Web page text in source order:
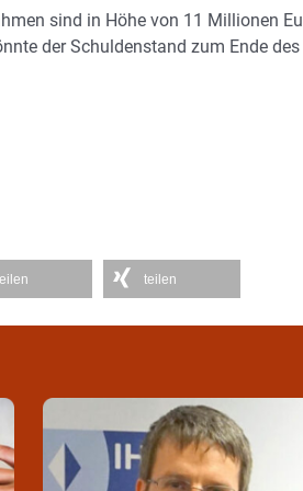
sind in Höhe von 11 Millionen
der Schuldenstand zum Ende des
teilen